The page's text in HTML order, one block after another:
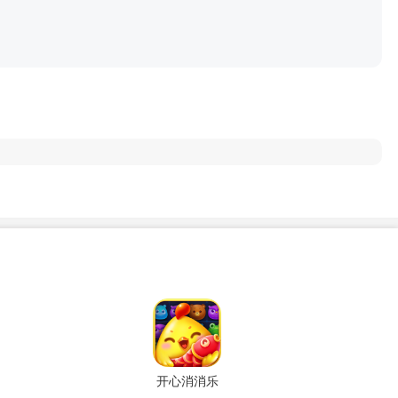
开心消消乐